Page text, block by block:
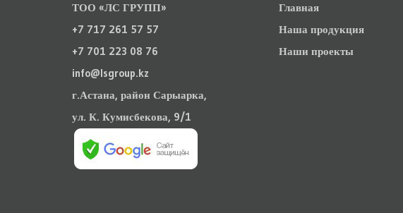
ТОО «ЛС ГРУПП»
+7 717 261 57 57
+7 701 223 08 76
info@lsgroup.kz
г.Астана, район Сарыарка,
ул. К. Кумисбекова, 9/1
Главная
Наша продукция
Наши проекты